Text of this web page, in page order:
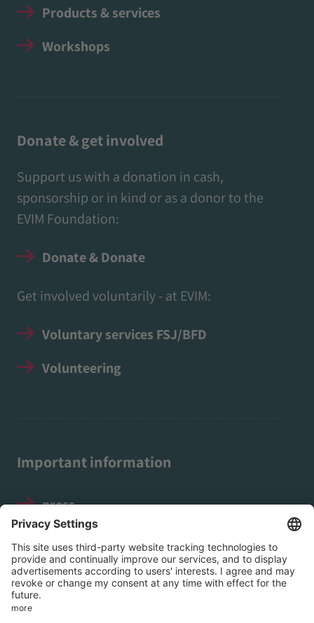
Products & services
Workshops
Donate & get involved
Support us with a donation in cash,
sponsorship or in kind or as a donor to the
EVIM Foundation:
Donate & Donate
Get involved voluntarily - at EVIM:
Voluntary services FSJ/BFD
Volunteering
Important information
press
Legal notice
Data protection